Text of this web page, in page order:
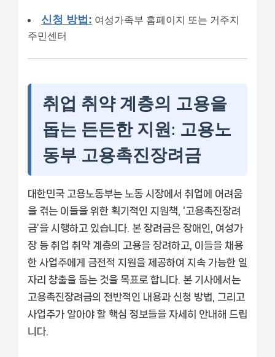
신청 방법: 여성가족부 홈페이지 또는 거주지
주민센터
취업 취약 계층의 고용을
돕는 든든한 지원: 고용노
동부 고용촉진장려금
대한민국 고용노동부는 노동 시장에서 취업에 어려움
을 겪는 이들을 위한 획기적인 지원책, ‘고용촉진장려
금’을 시행하고 있습니다. 본 장려금은 장애인, 여성가
장 등 취업 취약 계층의 고용을 장려하고, 이들을 채용
한 사업주에게 금전적 지원을 제공하여 지속 가능한 일
자리 창출을 돕는 것을 목표로 합니다. 본 기사에서는
고용촉진장려금의 전반적인 내용과 신청 방법, 그리고
사업주가 알아야 할 핵심 정보들을 자세히 안내해 드립
니다.